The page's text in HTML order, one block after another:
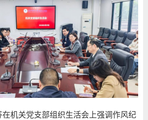
在机关党支部组织生活会上强调作风纪